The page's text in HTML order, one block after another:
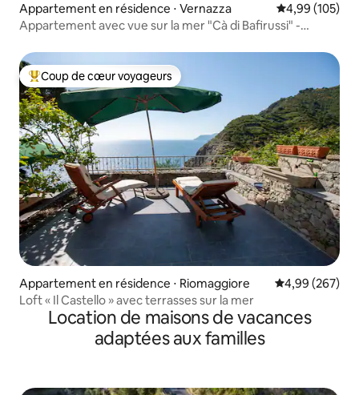
Appartement en résidence ⋅ Vernazza Évaluation
4,99 (105)
Appartement avec vue sur la mer "Cà di Bafirussi" -
Coups de cœur voyageurs les plus appréciés
Coup de cœur voyageurs
Appartement en résidence ⋅ Riomaggiore Évaluation
4,99 (267)
Loft « Il Castello » avec terrasses sur la mer
Location de maisons de vacances
adaptées aux familles